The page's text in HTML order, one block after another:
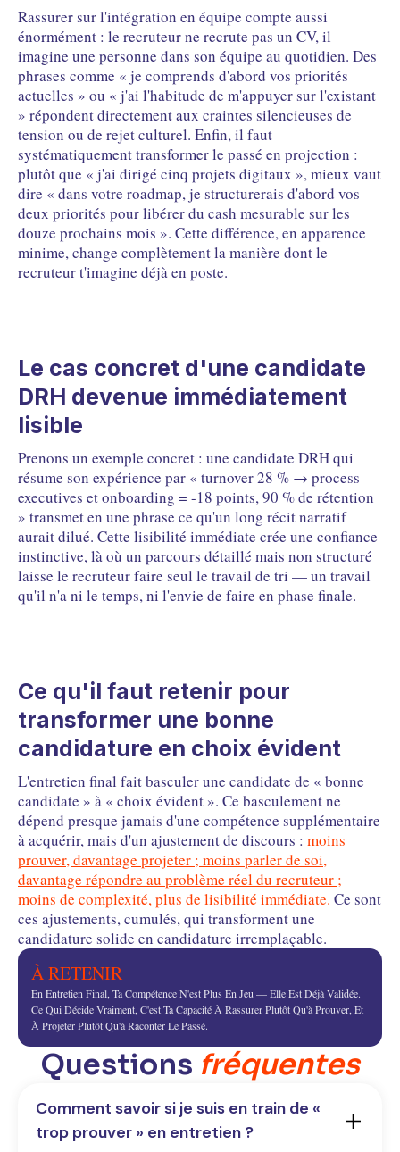
Rassurer sur l'intégration en équipe compte aussi
énormément : le recruteur ne recrute pas un CV, il
imagine une personne dans son équipe au quotidien. Des
phrases comme « je comprends d'abord vos priorités
actuelles » ou « j'ai l'habitude de m'appuyer sur l'existant
» répondent directement aux craintes silencieuses de
tension ou de rejet culturel. Enfin, il faut
systématiquement transformer le passé en projection :
plutôt que « j'ai dirigé cinq projets digitaux », mieux vaut
dire « dans votre roadmap, je structurerais d'abord vos
deux priorités pour libérer du cash mesurable sur les
douze prochains mois ». Cette différence, en apparence
minime, change complètement la manière dont le
recruteur t'imagine déjà en poste.
Le cas concret d'une candidate
DRH devenue immédiatement
lisible
Prenons un exemple concret : une candidate DRH qui
résume son expérience par « turnover 28 % → process
executives et onboarding = -18 points, 90 % de rétention
» transmet en une phrase ce qu'un long récit narratif
aurait dilué. Cette lisibilité immédiate crée une confiance
instinctive, là où un parcours détaillé mais non structuré
laisse le recruteur faire seul le travail de tri — un travail
qu'il n'a ni le temps, ni l'envie de faire en phase finale.
Ce qu'il faut retenir pour
transformer une bonne
candidature en choix évident
L'entretien final fait basculer une candidate de « bonne
candidate » à « choix évident ». Ce basculement ne
dépend presque jamais d'une compétence supplémentaire
à acquérir, mais d'un ajustement de discours : moins
prouver, davantage projeter ; moins parler de soi,
davantage répondre au problème réel du recruteur ;
moins de complexité, plus de lisibilité immédiate. Ce sont
ces ajustements, cumulés, qui transforment une
candidature solide en candidature irremplaçable.
À RETENIR
En Entretien Final, Ta Compétence N'est Plus En Jeu — Elle Est Déjà Validée.
Ce Qui Décide Vraiment, C'est Ta Capacité À Rassurer Plutôt Qu'à Prouver, Et
À Projeter Plutôt Qu'à Raconter Le Passé.
Questions fréquentes
Comment savoir si je suis en train de «
trop prouver » en entretien ?